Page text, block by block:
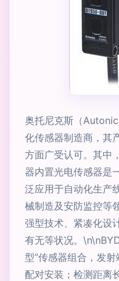
奥托尼克斯（
化传感器制造商，其
方面广受认可。其中
器内置光电传感器是
泛应用于自动化生产
械制造及安防监控等
强型技术、紧凑化设
有无等状况。
型”传感器组合，发
配对安装；检测距离